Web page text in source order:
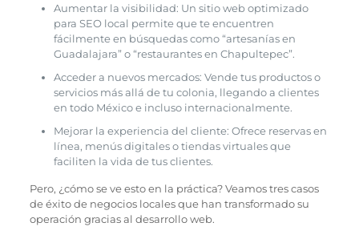
Aumentar la visibilidad: Un sitio web optimizado
para SEO local permite que te encuentren
fácilmente en búsquedas como “artesanías en
Guadalajara” o “restaurantes en Chapultepec”.
Acceder a nuevos mercados: Vende tus productos o
servicios más allá de tu colonia, llegando a clientes
en todo México e incluso internacionalmente.
Mejorar la experiencia del cliente: Ofrece reservas en
línea, menús digitales o tiendas virtuales que
faciliten la vida de tus clientes.
Pero, ¿cómo se ve esto en la práctica? Veamos tres casos
de éxito de negocios locales que han transformado su
operación gracias al desarrollo web.